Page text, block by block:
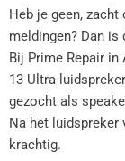
Heb je geen, zacht
meldingen? Dan
Bij Prime Repair
13 Ultra
gezocht als
Na het luidspreker
krachtig.